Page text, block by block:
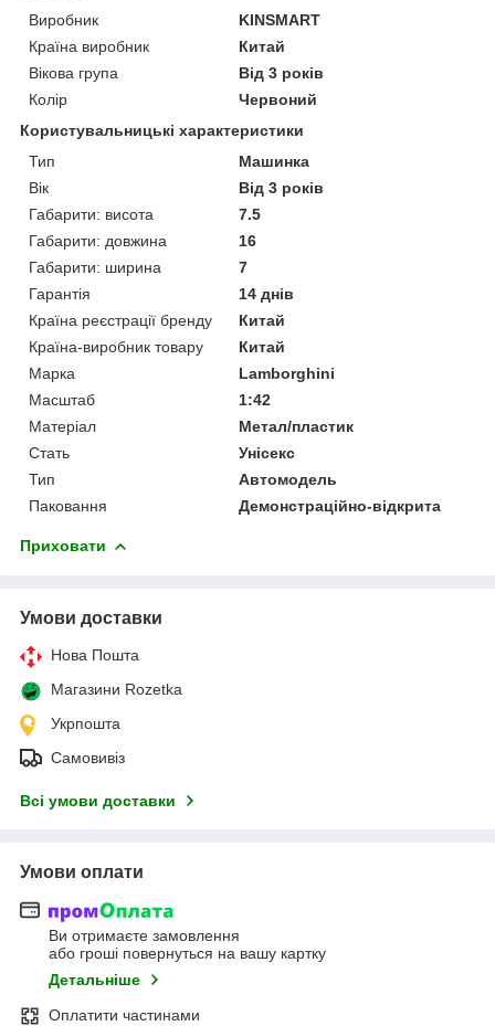
Виробник
KINSMART
Країна виробник
Китай
Вікова група
Від 3 років
Колір
Червоний
Користувальницькі характеристики
Тип
Машинка
Вік
Від 3 років
Габарити: висота
7.5
Габарити: довжина
16
Габарити: ширина
7
Гарантія
14 днів
Країна реєстрації бренду
Китай
Країна-виробник товару
Китай
Марка
Lamborghini
Масштаб
1:42
Матеріал
Метал/пластик
Стать
Унісекс
Тип
Автомодель
Паковання
Демонстраційно-відкрита
Приховати
Умови доставки
Нова Пошта
Магазини Rozetka
Укрпошта
Самовивіз
Всі умови доставки
Умови оплати
Ви отримаєте замовлення
або гроші повернуться на вашу картку
Детальніше
Оплатити частинами